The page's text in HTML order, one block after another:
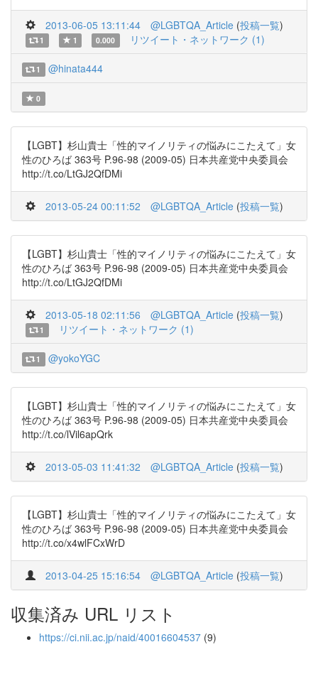
2013-06-05 13:11:44 @LGBTQA_Article (投稿一覧)
1 1 0.000 リツイート・ネットワーク (1)
1 @hinata444
0
【LGBT】杉山貴士「性的マイノリティの悩みにこたえて」女
性のひろば 363号 P.96-98 (2009-05) 日本共産党中央委員会
http://t.co/LtGJ2QfDMi
2013-05-24 00:11:52 @LGBTQA_Article (投稿一覧)
【LGBT】杉山貴士「性的マイノリティの悩みにこたえて」女
性のひろば 363号 P.96-98 (2009-05) 日本共産党中央委員会
http://t.co/LtGJ2QfDMi
2013-05-18 02:11:56 @LGBTQA_Article (投稿一覧)
1 リツイート・ネットワーク (1)
1 @yokoYGC
【LGBT】杉山貴士「性的マイノリティの悩みにこたえて」女
性のひろば 363号 P.96-98 (2009-05) 日本共産党中央委員会
http://t.co/lVil6apQrk
2013-05-03 11:41:32 @LGBTQA_Article (投稿一覧)
【LGBT】杉山貴士「性的マイノリティの悩みにこたえて」女
性のひろば 363号 P.96-98 (2009-05) 日本共産党中央委員会
http://t.co/x4wlFCxWrD
2013-04-25 15:16:54 @LGBTQA_Article (投稿一覧)
収集済み URL リスト
https://ci.nii.ac.jp/naid/40016604537 (9)